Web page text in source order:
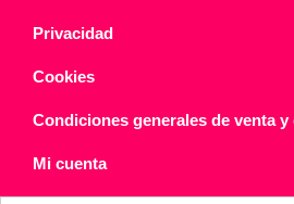
Privacidad
Cookies
Condiciones generales de venta
Mi cuenta